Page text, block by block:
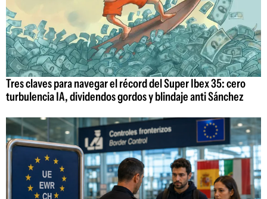
Tres claves para navegar el récord del Super Ibex 35: cero
turbulencia IA, dividendos gordos y blindaje anti Sánchez